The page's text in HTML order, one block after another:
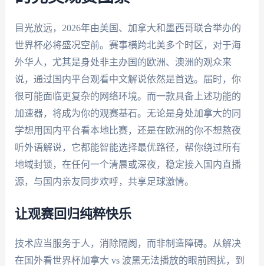
目光放远，2026年由美国、加拿大和墨西哥联合举办的
世界杯必将盛况空前。赛事横跨北美多个时区，对于海
外华人，尤其是身处非主办国的欧洲、澳洲的观众来
说，通过国内平台观看中文解说依然是首选。届时，你
很可能面临更复杂的网络环境。而一款具备上述功能的
加速器，将成为你的观赛基石。无论是身处加拿大的同
学想用国内平台看本地比赛，还是在欧洲的你不想熬夜
听外语解说，它都能智能选择最优路径，帮你绕过所有
地域封锁，在任何一个清晨或深夜，稳定接入国内直播
源，与国内亲友同步欢呼，共享足球激情。
让观赛回归纯粹快乐
技术应当服务于人，消除隔阂，而非制造障碍。从解决
在国外看世界杯加拿大 vs 波黑无法播放的眼前困扰，到